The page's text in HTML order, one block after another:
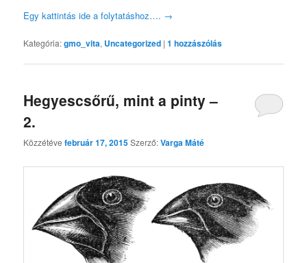
Egy kattintás ide a folytatáshoz…. →
Kategória:gmo_vita, Uncategorized |1 hozzászólás
Hegyescsőrű, mint a pinty –
2.
Közzétévefebruár 17, 2015Szerző:Varga Máté